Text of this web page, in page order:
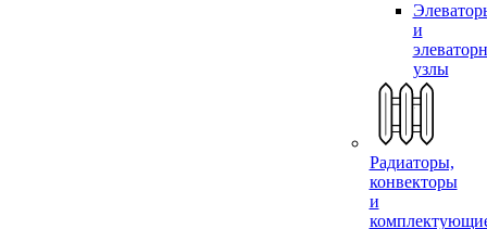
и
узлы
Радиаторы,
конвекторы
и